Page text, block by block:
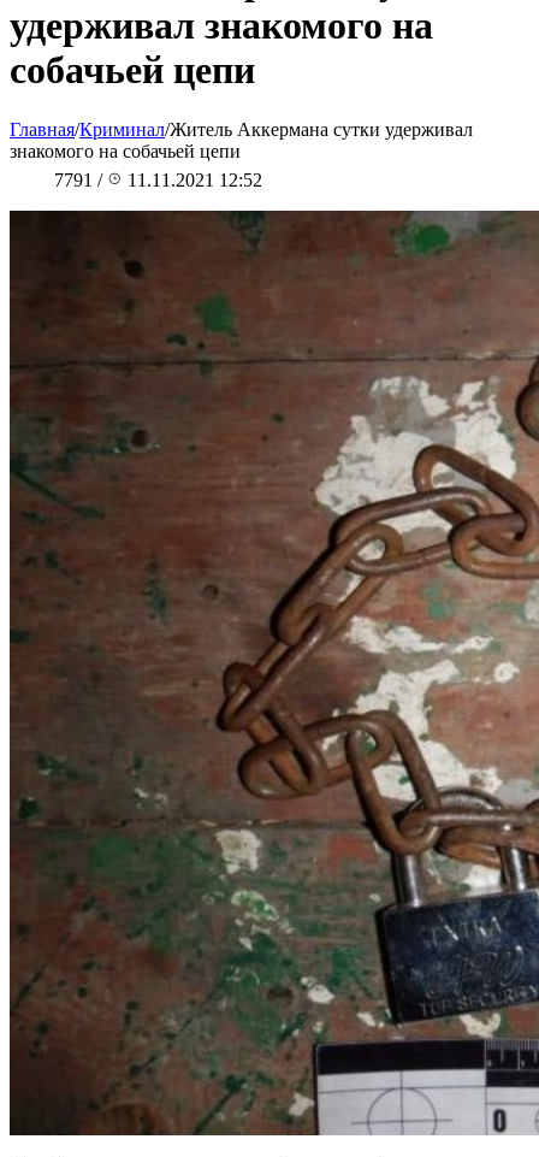
удерживал знакомого на
собачьей цепи
Главная/Криминал/Житель Аккермана сутки удерживал
знакомого на собачьей цепи
7791 / 11.11.2021 12:52